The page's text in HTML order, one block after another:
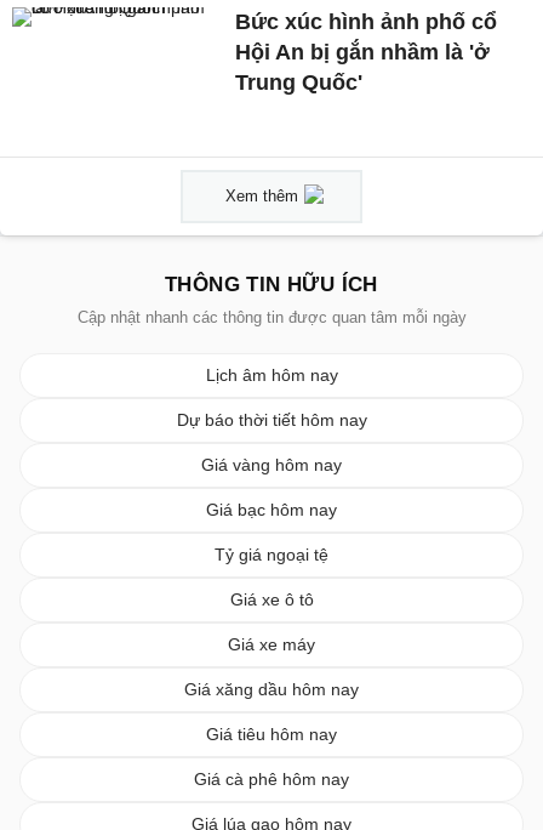
Bức xúc hình ảnh phố cổ
Hội An bị gắn nhầm là 'ở
Trung Quốc'
Xem thêm
THÔNG TIN HỮU ÍCH
Cập nhật nhanh các thông tin được quan tâm mỗi ngày
Lịch âm hôm nay
Dự báo thời tiết hôm nay
Giá vàng hôm nay
Giá bạc hôm nay
Tỷ giá ngoại tệ
Giá xe ô tô
Giá xe máy
Giá xăng dầu hôm nay
Giá tiêu hôm nay
Giá cà phê hôm nay
Giá lúa gạo hôm nay